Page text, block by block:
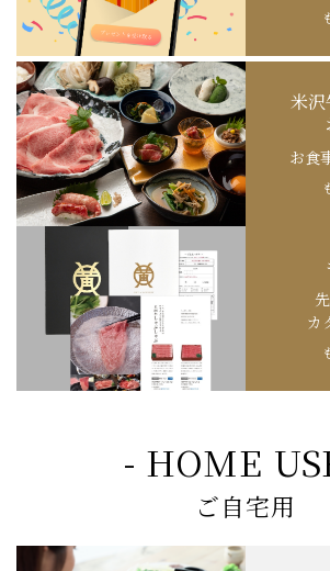
米
お食
カ
- HOME
ご自宅用